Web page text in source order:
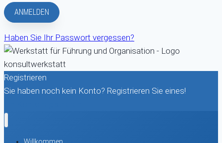
Haben Sie Ihr Passwort vergessen?
Registrieren
Sie haben noch kein Konto? Registrieren Sie eines!